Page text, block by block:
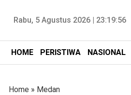
Rabu, 5 Agustus 2026 | 23:19:57
HOME PERISTIWA NASIONAL
Home » Medan